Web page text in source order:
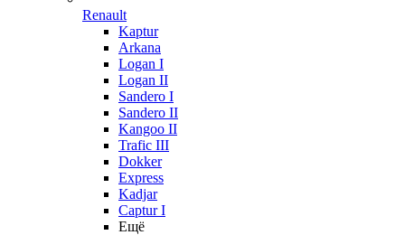
Renault
Kaptur
Arkana
Logan I
Logan II
Sandero I
Sandero II
Kangoo II
Trafic III
Dokker
Express
Kadjar
Captur I
Ещё